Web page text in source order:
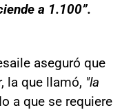
a 1.100”.
aseguró que
la que llamó, "la
a que se requiere